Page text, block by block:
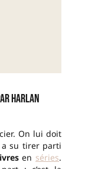
Harlan
On lui doit
a su tirer parti
en séries.